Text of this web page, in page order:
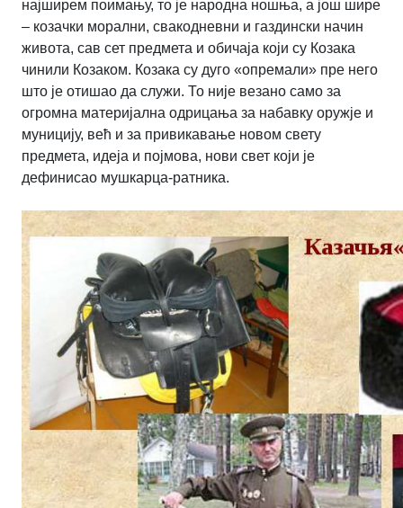
најширем поимању, то је народна ношња, а још шире
– козачки морални, свакодневни и газдински начин
живота, сав сет предмета и обичаја који су Козака
чинили Козаком. Козака су дуго «опремали» пре него
што је отишао да служи. То није везано само за
огромна материјална одрицања за набавку оружје и
муницију, већ и за привикавање новом свету
предмета, идеја и појмова, нови свет који је
дефинисао мушкарца-ратника.